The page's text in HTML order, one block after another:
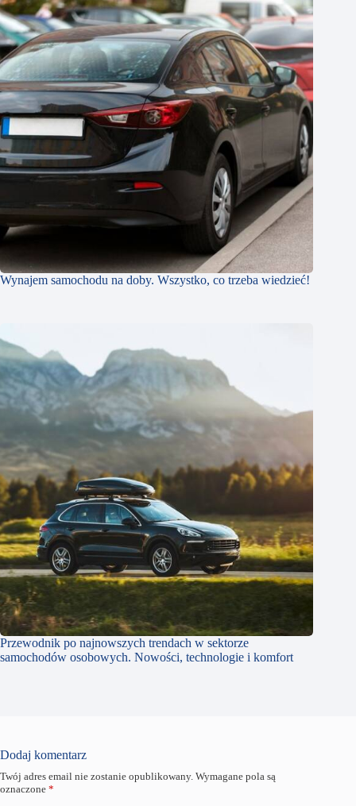
Wynajem samochodu na doby. Wszystko, co trzeba wiedzieć!
Przewodnik po najnowszych trendach w sektorze
samochodów osobowych. Nowości, technologie i komfort
Dodaj komentarz
Twój adres email nie zostanie opublikowany. Wymagane pola są
oznaczone *